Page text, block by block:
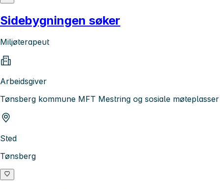
Sidebygningen søker
Miljøterapeut
Arbeidsgiver
Tønsberg kommune MFT Mestring og sosiale møteplasser
Sted
Tønsberg